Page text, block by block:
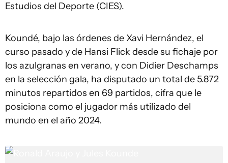
Estudios del Deporte (CIES).
Koundé, bajo las órdenes de Xavi Hernández, el
curso pasado y de Hansi Flick desde su fichaje por
los azulgranas en verano, y con Didier Deschamps
en la selección gala, ha disputado un total de 5.872
minutos repartidos en 69 partidos, cifra que le
posiciona como el jugador más utilizado del
mundo en el año 2024.